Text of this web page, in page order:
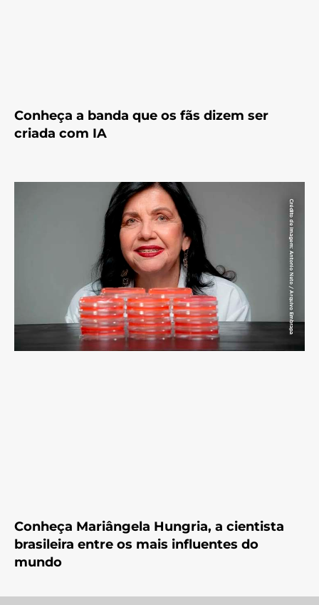
Conheça a banda que os fãs dizem ser
criada com IA
Conheça Mariângela Hungria, a cientista
brasileira entre os mais influentes do
mundo